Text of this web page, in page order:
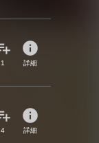
1
info
詳細
4
info
詳細